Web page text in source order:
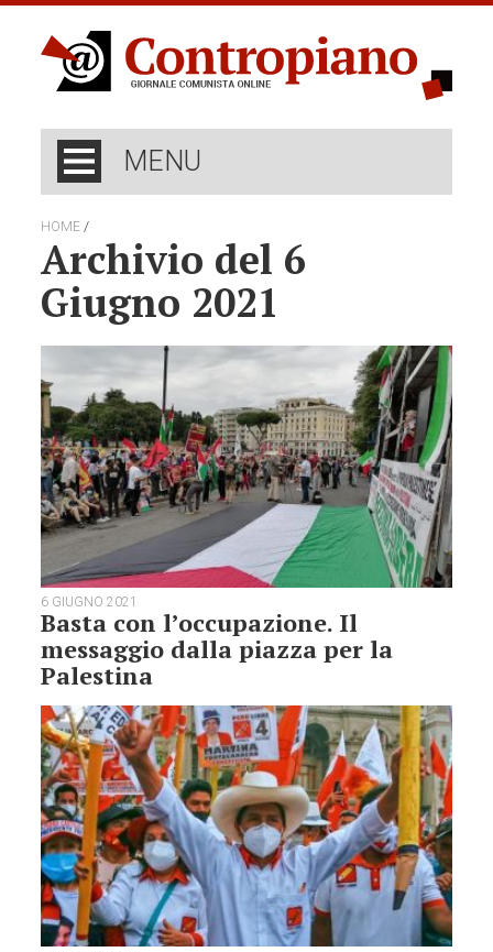
MENU
HOME /
Archivio del 6
Giugno 2021
6 GIUGNO 2021
Basta con l’occupazione. Il
messaggio dalla piazza per la
Palestina